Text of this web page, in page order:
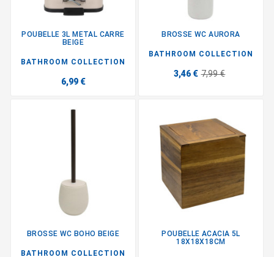
POUBELLE 3L METAL CARRE
BEIGE
BATHROOM COLLECTION
6,99 €
BROSSE WC AURORA
BATHROOM COLLECTION
3,46 € 7,99 €
BROSSE WC BOHO BEIGE
BATHROOM COLLECTION
POUBELLE ACACIA 5L
18X18X18CM